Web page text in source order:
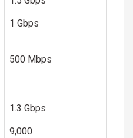
1 Gbps
500 Mbps
1.3 Gbps
9,000